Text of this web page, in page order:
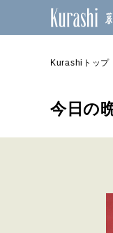
Kurashiトップ
今日の